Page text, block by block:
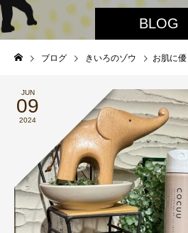
BLOG
ブログ きいろのゾウ お肌に優
JUN
09
2024